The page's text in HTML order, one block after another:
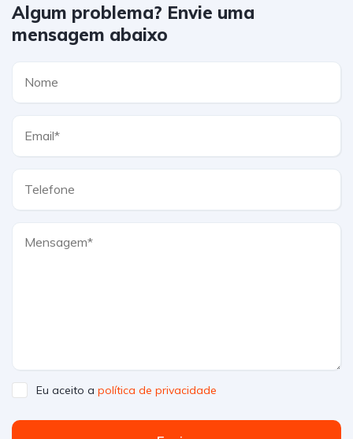
Algum problema? Envie uma
mensagem abaixo
Eu aceito a política de privacidade